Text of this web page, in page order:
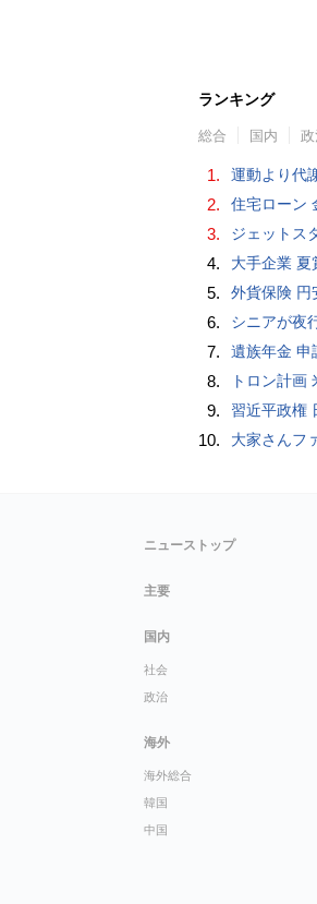
ランキング
総合 国内
1. 運動より代
2. 住宅ローン
3. ジェットス
4. 大手企業 夏
5. 外貨保険 円
6. シニアが夜
7. 遺族年金 申
8. トロン計画
9. 習近平政権
10. 大家さんフ
ニューストップ
主要
国内
社会
政治
海外
海外総合
韓国
中国